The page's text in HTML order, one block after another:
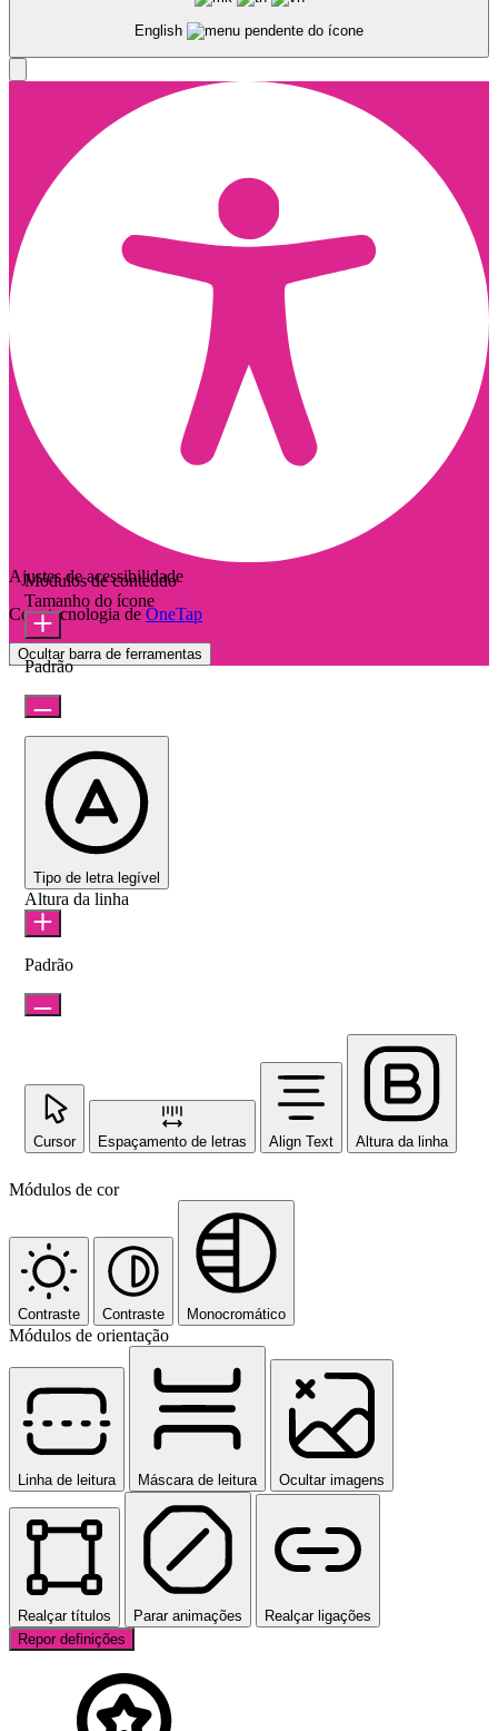
English
Ajustes de acessibilidade
Com tecnologia de OneTap
Ocultar barra de ferramentas
Módulos de conteúdo
Tamanho do ícone
Padrão
Tipo de letra legível
Altura da linha
Padrão
Cursor Espaçamento de letras Align Text Altura da linha
Módulos de cor
Contraste Contraste Monocromático
Módulos de orientação
Linha de leitura Máscara de leitura Ocultar imagens
Realçar títulos Parar animações
Realçar ligações
Repor definições